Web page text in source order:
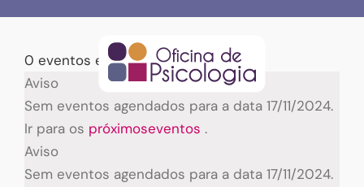
content0 eventos encontrados.
Eventos
for
17/11/2024
Aviso
Sem eventos agendados para a data 17/11/2024.
Ir para os próximoseventos .
Aviso
Sem eventos agendados para a data 17/11/2024.